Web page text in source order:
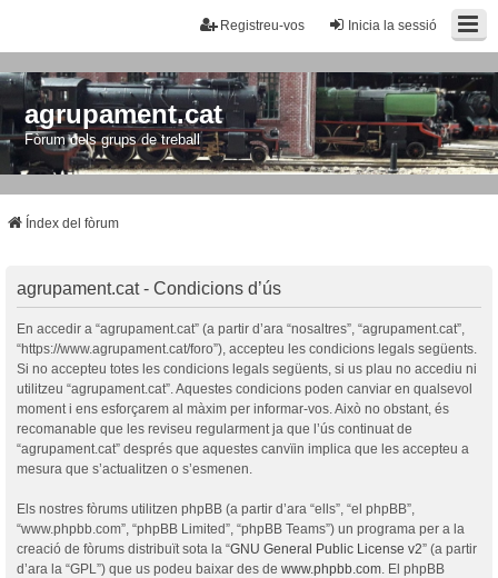
Inicia la sessió
Registreu-vos
agrupament.cat
Fòrum dels grups de treball
Índex del fòrum
agrupament.cat - Condicions d’ús
En accedir a “agrupament.cat” (a partir d’ara “nosaltres”, “agrupament.cat”,
“https://www.agrupament.cat/foro”), accepteu les condicions legals següents.
Si no accepteu totes les condicions legals següents, si us plau no accediu ni
utilitzeu “agrupament.cat”. Aquestes condicions poden canviar en qualsevol
moment i ens esforçarem al màxim per informar-vos. Això no obstant, és
recomanable que les reviseu regularment ja que l’ús continuat de
“agrupament.cat” després que aquestes canvïin implica que les accepteu a
mesura que s’actualitzen o s’esmenen.
Els nostres fòrums utilitzen phpBB (a partir d’ara “ells”, “el phpBB”,
“www.phpbb.com”, “phpBB Limited”, “phpBB Teams”) un programa per a la
creació de fòrums distribuït sota la “GNU General Public License v2” (a partir
d’ara la “GPL”) que us podeu baixar des de www.phpbb.com . El phpBB